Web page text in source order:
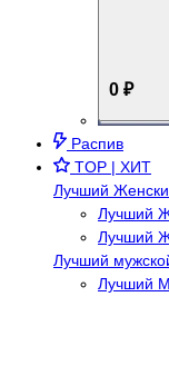
0 ₽
Распив
TOP | ХИТ
Лучший
Лучший
Лучший
Лучший
Лучший